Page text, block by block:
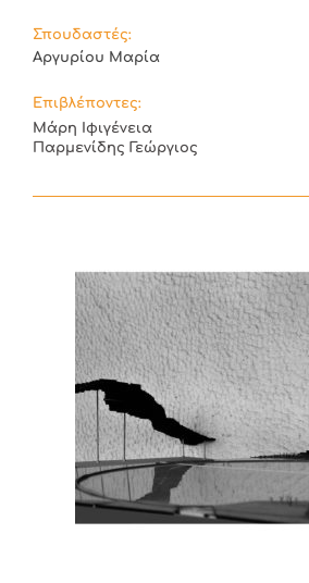
Σπουδαστές:
Αργυρίου Μαρία
Επιβλέποντες:
Μάρη Ιφιγένεια
Παρμενίδης Γεώργιος